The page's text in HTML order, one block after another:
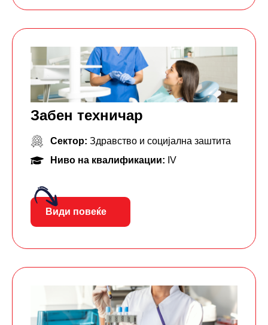
Забен техничар
Сектор: Здравство и социјална заштита
Ниво на квалификации: IV
Види повеќе